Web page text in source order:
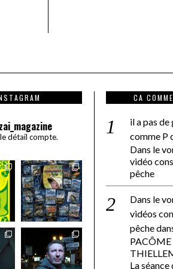
détail compte.
CA
il a pas
comme P
Dans le
vidéo
pêche
Dans le
vidéos
pêche
PACÔME
La séance